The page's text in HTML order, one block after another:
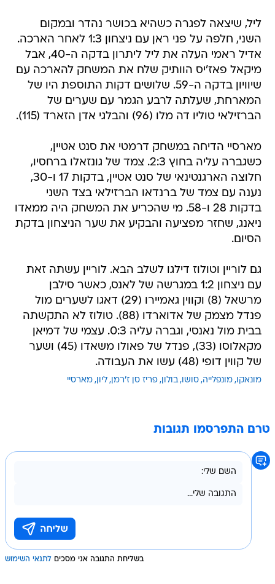
ליל, שיצאה לפגרה כשהיא בכושר נהדר ובמקום
השני, חלפה על פני ראן עם ניצחון 1:3 לאחר הארכה.
אדיל ראמי העלה את ליל ליתרון בדקה ה-40, אבל
מיקאל פאז'יס הוותיק שלח את המשחק להארכה עם
שיוויון בדקה ה-59. שלושים דקות התוספת היו של
המארחת, שעלתה לרבע הגמר עם שערים של
הברזילאי טוליו דה מלו (96) והבלגי אדן הזארד (115).
מארסיי הדיחה במשחק דרמטי את סנט אטיין,
כשגברה עליה בחוץ 2:3. צמד של גונזאלו ברחסיו,
חלוצה הארגנטינאי של סנט אטיין, בדקות 17 ו-30,
נענה עם צמד של ברנדאו הברזילאי בצד השני
בדקות 28 ו-58. מי שהכריע את המשחק היה ממאדו
ניאנג, שחזר מפציעה והבקיע את שער הניצחון בדקת
הסיום.
גם לוריין וטולוז דילגו לשלב הבא. לוריין עשתה זאת
עם ניצחון 1:2 במגרשה של לאנס, כאשר סילבן
מרשאל (8) וקווין גאמיירו (29) דאגו לשערים מול
פנדל מצמק של אדוארדו (88). טולוז לא התקשתה
בבית מול נאנסי, וגברה עליה 0:3. עצמי של דמיאן
מקאלוסו (33), פנדל של פאולו משאדו (45) ושער
של קווין דופי (48) עשו את העבודה.
מונאקו מונפלייה סושו בולון פריז סן ז'רמן ליון מארסיי
טרם התפרסמו תגובות
בשליחת התגובה אני מסכים לתנאי השימוש